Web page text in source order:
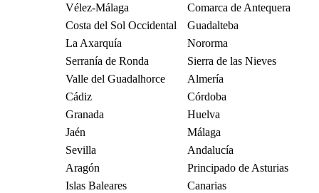
Vélez-Málaga
Comarca de Antequera
Costa del Sol Occidental
Guadalteba
La Axarquía
Nororma
Serranía de Ronda
Sierra de las Nieves
Valle del Guadalhorce
Almería
Cádiz
Córdoba
Granada
Huelva
Jaén
Málaga
Sevilla
Andalucía
Aragón
Principado de Asturias
Islas Baleares
Canarias